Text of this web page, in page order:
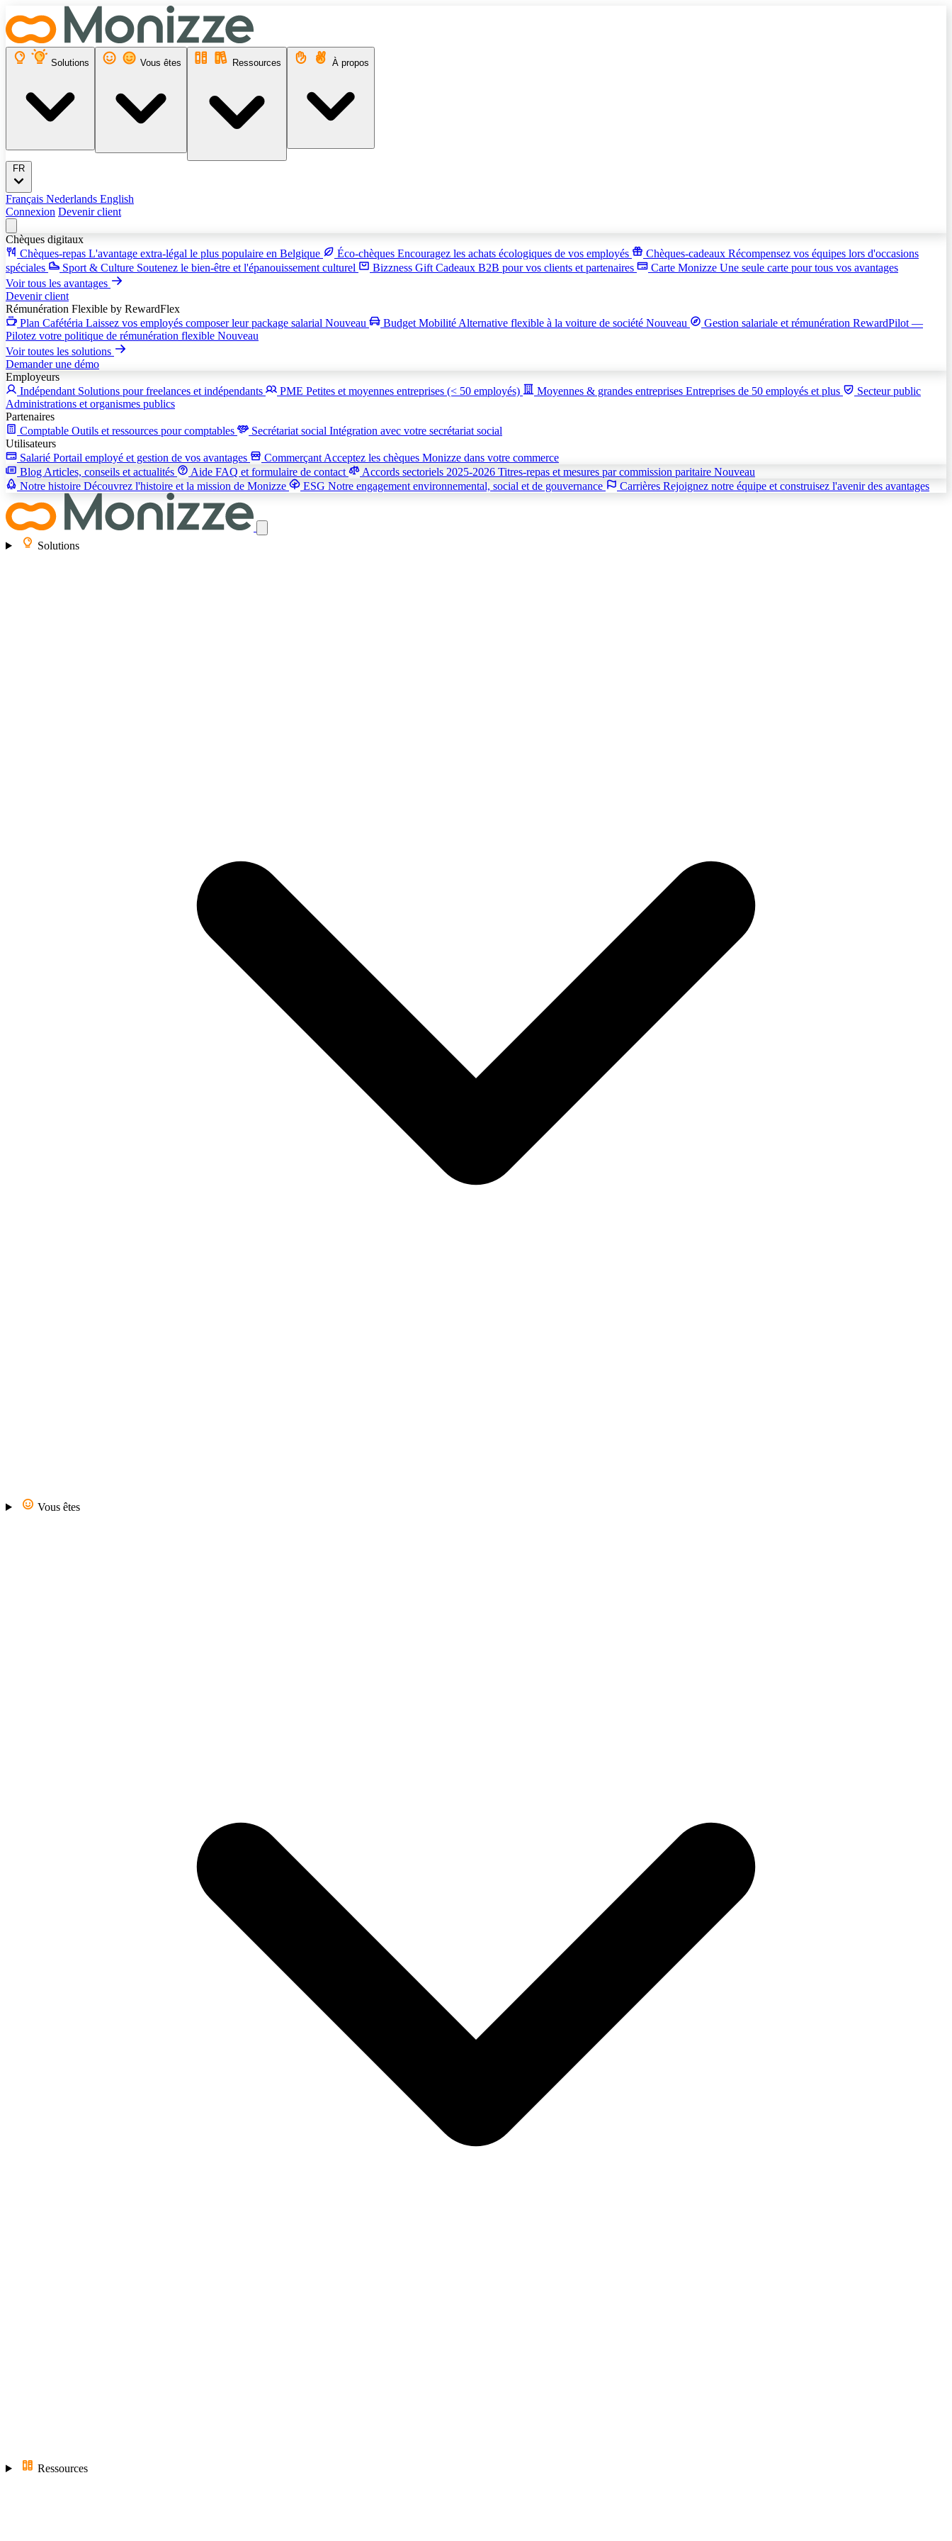
Solutions Vous êtes Ressources À propos
Français Nederlands English
Connexion Devenir client
Chèques digitaux
Chèques-repas L'avantage extra-légal le plus populaire en Belgique Éco-chèques Encouragez les achats écologiques de vos employés Chèques-cadeaux Récompensez vos équipes lors d'occasions
spéciales
Sport & Culture Soutenez le bien-être et l'épanouissement culturel Bizzness Gift Cadeaux B2B pour vos clients et partenaires Carte Monizze Une seule carte pour tous vos avantages
Voir tous les avantages
Devenir client
Rémunération Flexible by RewardFlex
Plan Cafétéria Laissez vos employés composer leur package salarial Nouveau Budget Mobilité Alternative flexible à la voiture de société Nouveau Gestion salariale et rémunération RewardPilot —
Pilotez votre politique de rémunération flexible Nouveau
Voir toutes les solutions
Demander une démo
Employeurs
Indépendant Solutions pour freelances et indépendants PME Petites et moyennes entreprises (< 50 employés) Moyennes & grandes entreprises Entreprises de 50 employés et plus
Secteur public
Administrations et organismes publics
Partenaires
Comptable Outils et ressources pour comptables Secrétariat social Intégration avec votre secrétariat social
Utilisateurs
Salarié Portail employé et gestion de vos avantages Commerçant Acceptez les chèques Monizze dans votre commerce
Blog Articles, conseils et actualités Aide FAQ et formulaire de contact Accords sectoriels 2025-2026 Titres-repas et mesures par commission paritaire Nouveau
Notre histoire Découvrez l'histoire et la mission de Monizze ESG Notre engagement environnemental, social et de gouvernance Carrières Rejoignez notre équipe et construisez l'avenir des avantages
Solutions
Vous êtes
Ressources